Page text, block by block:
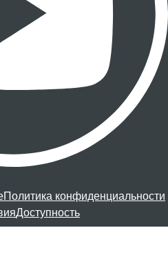
Политика конфиденциальности
Доступность